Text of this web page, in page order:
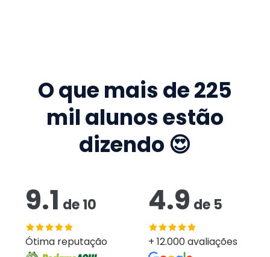
O que mais de225
mil alunos estão
dizendo 😍
9.1 de10
Ótima reputação
4.9 de 5
+ 12.000 avaliações